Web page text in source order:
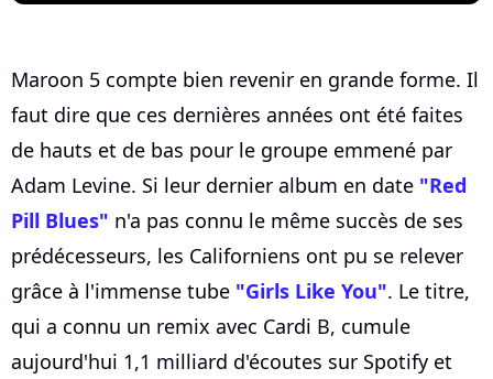
Maroon 5 compte bien revenir en grande forme. Il
faut dire que ces dernières années ont été faites
de hauts et de bas pour le groupe emmené par
Adam Levine. Si leur dernier album en date "Red
Pill Blues" n'a pas connu le même succès de ses
prédécesseurs, les Californiens ont pu se relever
grâce à l'immense tube "Girls Like You". Le titre,
qui a connu un remix avec Cardi B, cumule
aujourd'hui 1,1 milliard d'écoutes sur Spotify et